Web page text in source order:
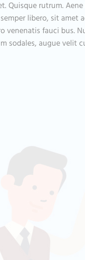
rutrum.
libero, sit
fauci bus.
sodales, augue velit